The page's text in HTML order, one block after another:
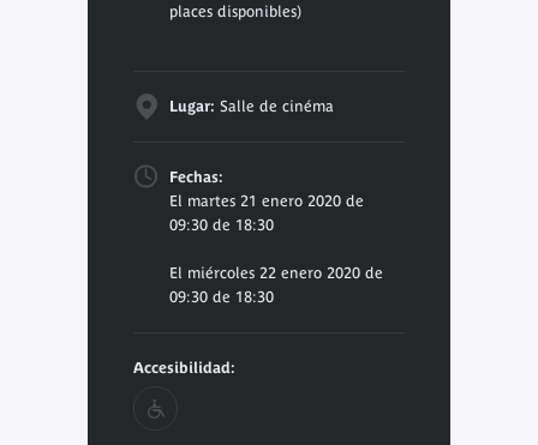
places disponibles)
Lugar: Salle de cinéma
Fechas:
El martes 21 enero 2020 de
09:30 de 18:30
El miércoles 22 enero 2020 de
09:30 de 18:30
Accesibilidad: